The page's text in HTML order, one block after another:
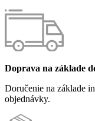
Doprava na základe
Doručenie na základe
objednávky.